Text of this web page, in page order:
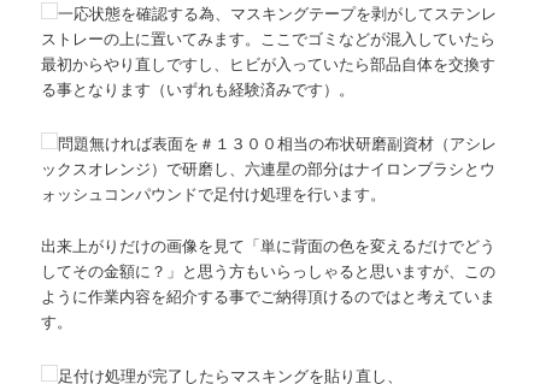
一応状態を確認する為、マスキングテープを剥がしてステンレ
ストレーの上に置いてみます。ここでゴミなどが混入していたら
最初からやり直しですし、ヒビが入っていたら部品自体を交換す
る事となります（いずれも経験済みです）。
問題無ければ表面を＃１３００相当の布状研磨副資材（アシレ
ックスオレンジ）で研磨し、六連星の部分はナイロンブラシとウ
ォッシュコンパウンドで足付け処理を行います。
出来上がりだけの画像を見て「単に背面の色を変えるだけでどう
してその金額に？」と思う方もいらっしゃると思いますが、この
ように作業内容を紹介する事でご納得頂けるのではと考えていま
す。
足付け処理が完了したらマスキングを貼り直し、